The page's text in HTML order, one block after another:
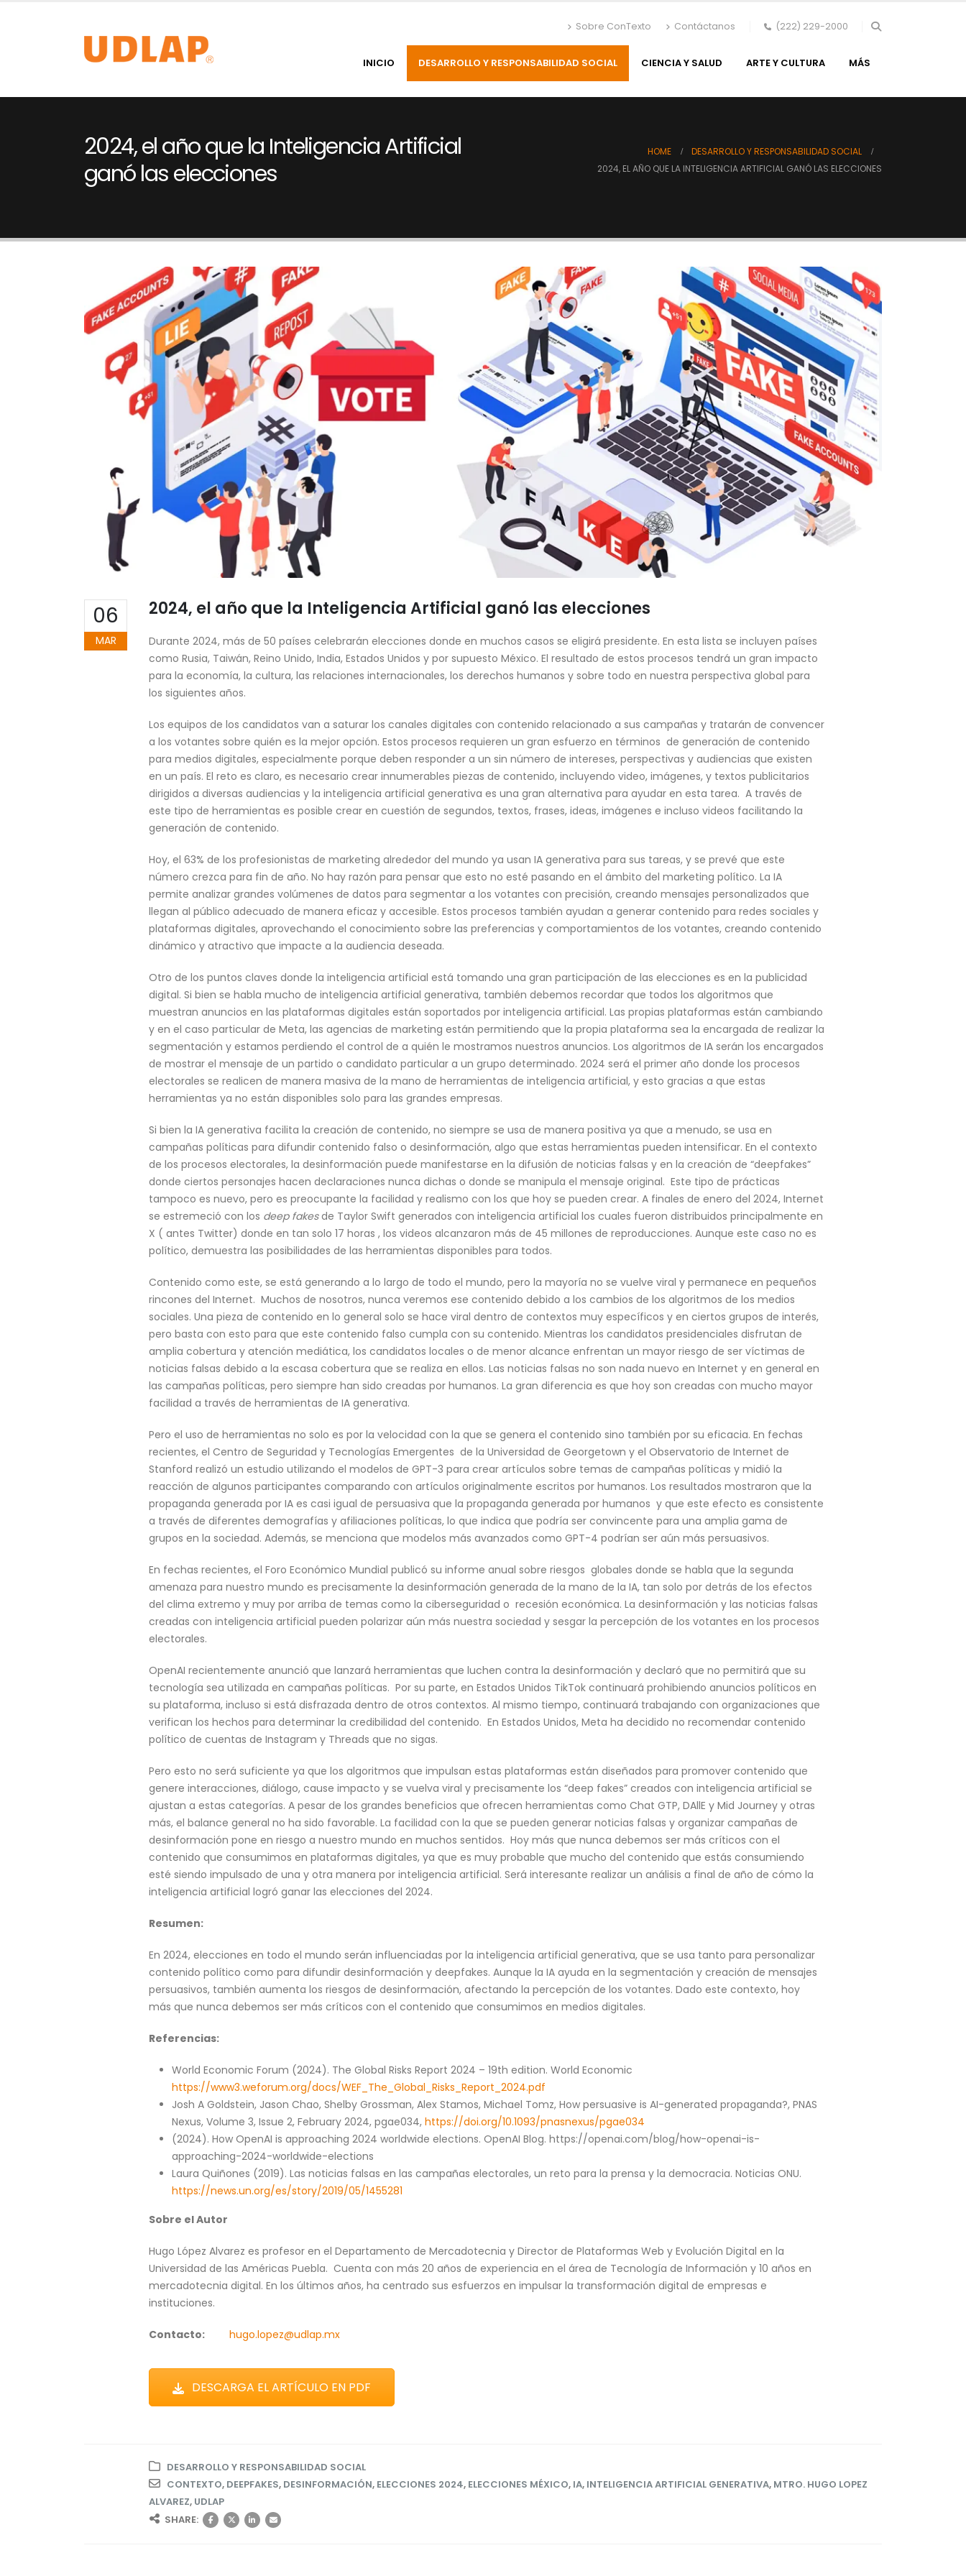
Sobre ConTexto Contáctanos (222) 229-2000
INICIO DESARROLLO Y RESPONSABILIDAD SOCIAL CIENCIA Y SALUD ARTE Y CULTURA MÁS
2024, el año que la Inteligencia Artificial
ganó las elecciones
HOME
DESARROLLO Y RESPONSABILIDAD SOCIAL
2024, EL AÑO QUE LA INTELIGENCIA ARTIFICIAL GANÓ LAS ELECCIONES
06
MAR
2024, el año que la Inteligencia Artificial ganó las elecciones
Durante 2024, más de 50 países celebrarán elecciones donde en muchos casos se eligirá presidente. En esta lista se incluyen países
como Rusia, Taiwán, Reino Unido, India, Estados Unidos y por supuesto México. El resultado de estos procesos tendrá un gran impacto
para la economía, la cultura, las relaciones internacionales, los derechos humanos y sobre todo en nuestra perspectiva global para
los siguientes años.
Los equipos de los candidatos van a saturar los canales digitales con contenido relacionado a sus campañas y tratarán de convencer
a los votantes sobre quién es la mejor opción. Estos procesos requieren un gran esfuerzo en términos de generación de contenido
para medios digitales, especialmente porque deben responder a un sin número de intereses, perspectivas y audiencias que existen
en un país. El reto es claro, es necesario crear innumerables piezas de contenido, incluyendo video, imágenes, y textos publicitarios
dirigidos a diversas audiencias y la inteligencia artificial generativa es una gran alternativa para ayudar en esta tarea. A través de
este tipo de herramientas es posible crear en cuestión de segundos, textos, frases, ideas, imágenes e incluso videos facilitando la
generación de contenido.
Hoy, el 63% de los profesionistas de marketing alrededor del mundo ya usan IA generativa para sus tareas, y se prevé que este
número crezca para fin de año. No hay razón para pensar que esto no esté pasando en el ámbito del marketing político. La IA
permite analizar grandes volúmenes de datos para segmentar a los votantes con precisión, creando mensajes personalizados que
llegan al público adecuado de manera eficaz y accesible. Estos procesos también ayudan a generar contenido para redes sociales y
plataformas digitales, aprovechando el conocimiento sobre las preferencias y comportamientos de los votantes, creando contenido
dinámico y atractivo que impacte a la audiencia deseada.
Otro de los puntos claves donde la inteligencia artificial está tomando una gran participación de las elecciones es en la publicidad
digital. Si bien se habla mucho de inteligencia artificial generativa, también debemos recordar que todos los algoritmos que
muestran anuncios en las plataformas digitales están soportados por inteligencia artificial. Las propias plataformas están cambiando
y en el caso particular de Meta, las agencias de marketing están permitiendo que la propia plataforma sea la encargada de realizar la
segmentación y estamos perdiendo el control de a quién le mostramos nuestros anuncios. Los algoritmos de IA serán los encargados
de mostrar el mensaje de un partido o candidato particular a un grupo determinado. 2024 será el primer año donde los procesos
electorales se realicen de manera masiva de la mano de herramientas de inteligencia artificial, y esto gracias a que estas
herramientas ya no están disponibles solo para las grandes empresas.
Si bien la IA generativa facilita la creación de contenido, no siempre se usa de manera positiva ya que a menudo, se usa en
campañas políticas para difundir contenido falso o desinformación, algo que estas herramientas pueden intensificar. En el contexto
de los procesos electorales, la desinformación puede manifestarse en la difusión de noticias falsas y en la creación de “deepfakes”
donde ciertos personajes hacen declaraciones nunca dichas o donde se manipula el mensaje original. Este tipo de prácticas
tampoco es nuevo, pero es preocupante la facilidad y realismo con los que hoy se pueden crear. A finales de enero del 2024, Internet
se estremeció con los deep fakesde Taylor Swift generados con inteligencia artificial los cuales fueron distribuidos principalmente en
X ( antes Twitter) donde en tan solo 17 horas , los videos alcanzaron más de 45 millones de reproducciones. Aunque este caso no es
político, demuestra las posibilidades de las herramientas disponibles para todos.
Contenido como este, se está generando a lo largo de todo el mundo, pero la mayoría no se vuelve viral y permanece en pequeños
rincones del Internet. Muchos de nosotros, nunca veremos ese contenido debido a los cambios de los algoritmos de los medios
sociales. Una pieza de contenido en lo general solo se hace viral dentro de contextos muy específicos y en ciertos grupos de interés,
pero basta con esto para que este contenido falso cumpla con su contenido. Mientras los candidatos presidenciales disfrutan de
amplia cobertura y atención mediática, los candidatos locales o de menor alcance enfrentan un mayor riesgo de ser víctimas de
noticias falsas debido a la escasa cobertura que se realiza en ellos. Las noticias falsas no son nada nuevo en Internet y en general en
las campañas políticas, pero siempre han sido creadas por humanos. La gran diferencia es que hoy son creadas con mucho mayor
facilidad a través de herramientas de IA generativa.
Pero el uso de herramientas no solo es por la velocidad con la que se genera el contenido sino también por su eficacia. En fechas
recientes, el Centro de Seguridad y Tecnologías Emergentes de la Universidad de Georgetown y el Observatorio de Internet de
Stanford realizó un estudio utilizando el modelos de GPT-3 para crear artículos sobre temas de campañas políticas y midió la
reacción de algunos participantes comparando con artículos originalmente escritos por humanos. Los resultados mostraron que la
propaganda generada por IA es casi igual de persuasiva que la propaganda generada por humanos y que este efecto es consistente
a través de diferentes demografías y afiliaciones políticas, lo que indica que podría ser convincente para una amplia gama de
grupos en la sociedad. Además, se menciona que modelos más avanzados como GPT-4 podrían ser aún más persuasivos.
En fechas recientes, el Foro Económico Mundial publicó su informe anual sobre riesgos globales donde se habla que la segunda
amenaza para nuestro mundo es precisamente la desinformación generada de la mano de la IA, tan solo por detrás de los efectos
del clima extremo y muy por arriba de temas como la ciberseguridad o recesión económica. La desinformación y las noticias falsas
creadas con inteligencia artificial pueden polarizar aún más nuestra sociedad y sesgar la percepción de los votantes en los procesos
electorales.
OpenAI recientemente anunció que lanzará herramientas que luchen contra la desinformación y declaró que no permitirá que su
tecnología sea utilizada en campañas políticas. Por su parte, en Estados Unidos TikTok continuará prohibiendo anuncios políticos en
su plataforma, incluso si está disfrazada dentro de otros contextos. Al mismo tiempo, continuará trabajando con organizaciones que
verifican los hechos para determinar la credibilidad del contenido. En Estados Unidos, Meta ha decidido no recomendar contenido
político de cuentas de Instagram y Threads que no sigas.
Pero esto no será suficiente ya que los algoritmos que impulsan estas plataformas están diseñados para promover contenido que
genere interacciones, diálogo, cause impacto y se vuelva viral y precisamente los “deep fakes” creados con inteligencia artificial se
ajustan a estas categorías. A pesar de los grandes beneficios que ofrecen herramientas como Chat GTP, DAllE y Mid Journey y otras
más, el balance general no ha sido favorable. La facilidad con la que se pueden generar noticias falsas y organizar campañas de
desinformación pone en riesgo a nuestro mundo en muchos sentidos. Hoy más que nunca debemos ser más críticos con el
contenido que consumimos en plataformas digitales, ya que es muy probable que mucho del contenido que estás consumiendo
esté siendo impulsado de una y otra manera por inteligencia artificial. Será interesante realizar un análisis a final de año de cómo la
inteligencia artificial logró ganar las elecciones del 2024.
Resumen:
En 2024, elecciones en todo el mundo serán influenciadas por la inteligencia artificial generativa, que se usa tanto para personalizar
contenido político como para difundir desinformación y deepfakes. Aunque la IA ayuda en la segmentación y creación de mensajes
persuasivos, también aumenta los riesgos de desinformación, afectando la percepción de los votantes. Dado este contexto, hoy
más que nunca debemos ser más críticos con el contenido que consumimos en medios digitales.
Referencias:
World Economic Forum (2024). The Global Risks Report 2024 – 19th edition. World Economic
https://www3.weforum.org/docs/WEF_The_Global_Risks_Report_2024.pdf
Josh A Goldstein, Jason Chao, Shelby Grossman, Alex Stamos, Michael Tomz, How persuasive is AI-generated propaganda?, PNAS
Nexus, Volume 3, Issue 2, February 2024, pgae034, https://doi.org/10.1093/pnasnexus/pgae034
(2024). How OpenAI is approaching 2024 worldwide elections. OpenAI Blog. https://openai.com/blog/how-openai-is-
approaching-2024-worldwide-elections
Laura Quiñones (2019). Las noticias falsas en las campañas electorales, un reto para la prensa y la democracia. Noticias ONU.
https://news.un.org/es/story/2019/05/1455281
Sobre el Autor
Hugo López Alvarez es profesor en el Departamento de Mercadotecnia y Director de Plataformas Web y Evolución Digital en la
Universidad de las Américas Puebla. Cuenta con más 20 años de experiencia en el área de Tecnología de Información y 10 años en
mercadotecnia digital. En los últimos años, ha centrado sus esfuerzos en impulsar la transformación digital de empresas e
instituciones.
Contacto: hugo.lopez@udlap.mx
DESCARGA EL ARTÍCULO EN PDF
DESARROLLO Y RESPONSABILIDAD SOCIAL
CONTEXTO, DEEPFAKES, DESINFORMACIÓN, ELECCIONES 2024, ELECCIONES MÉXICO, IA, INTELIGENCIA ARTIFICIAL GENERATIVA, MTRO. HUGO LOPEZ
ALVAREZ, UDLAP
SHARE: